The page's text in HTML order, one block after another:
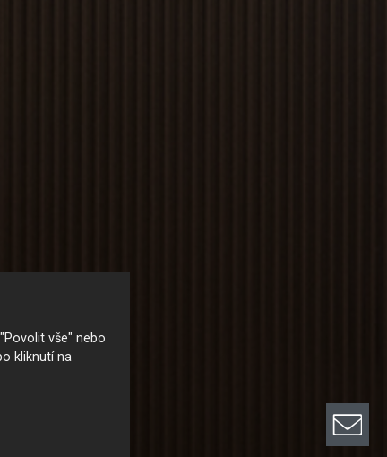
vše" nebo
kliknutí na